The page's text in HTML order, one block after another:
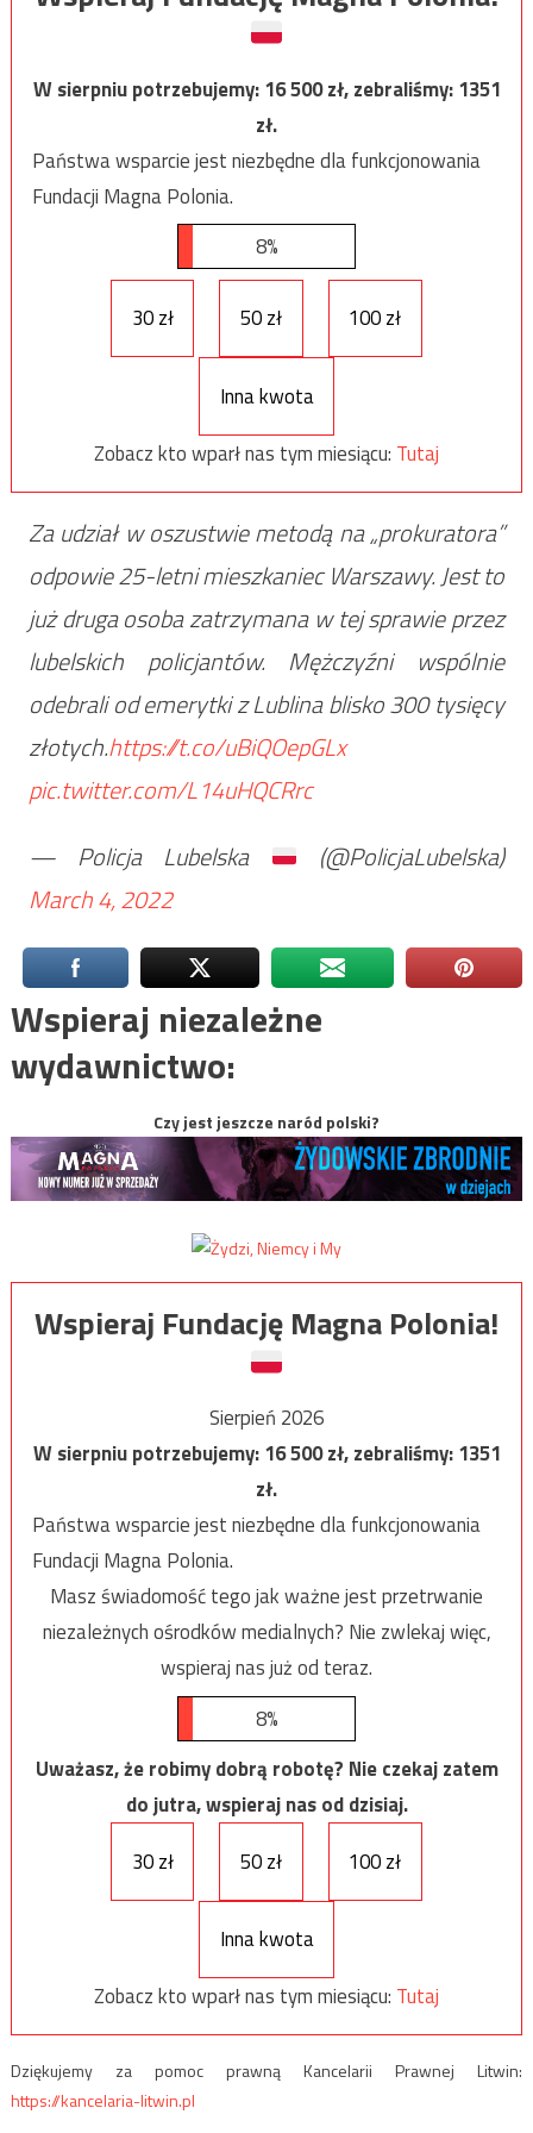
W sierpniu potrzebujemy:16 500zł, zebraliśmy:1351
zł.
Państwa wsparcie jest niezbędne dla funkcjonowania
Fundacji Magna Polonia.
8%
30 zł 50 zł 100 zł
Inna kwota
Zobacz kto wparł nas tym miesiącu: Tutaj
Za udział w oszustwie metodą na „prokuratora”
odpowie 25-letni mieszkaniec Warszawy. Jest to
już druga osoba zatrzymana w tej sprawie przez
lubelskich policjantów. Mężczyźni wspólnie
odebrali od emerytki z Lublina blisko 300 tysięcy
złotych.https://t.co/uBiQOepGLx
pic.twitter.com/L14uHQCRrc
— Policja Lubelska
(@PolicjaLubelska)
March 4, 2022
Wspieraj niezależne
wydawnictwo:
Czy jest jeszcze naród polski?
Wspieraj Fundację Magna Polonia!
Sierpień 2026
W sierpniu potrzebujemy:16 500zł, zebraliśmy:1351
zł.
Państwa wsparcie jest niezbędne dla funkcjonowania
Fundacji Magna Polonia.
Masz świadomość tego jak ważne jest przetrwanie
niezależnych ośrodków medialnych? Nie zwlekaj więc,
wspieraj nas już od teraz.
8%
Uważasz, że robimy dobrą robotę? Nie czekaj zatem
do jutra, wspieraj nas od dzisiaj.
30 zł
50 zł 100 zł
Inna kwota
Zobacz kto wparł nas tym miesiącu: Tutaj
Dziękujemy za pomoc prawną Kancelarii Prawnej Litwin:
https://kancelaria-litwin.pl